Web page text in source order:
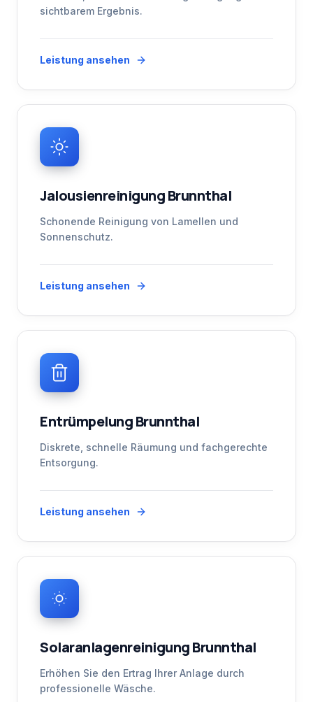
sichtbarem Ergebnis.
Leistung ansehen
Jalousienreinigung Brunnthal
Schonende Reinigung von Lamellen und
Sonnenschutz.
Leistung ansehen
Entrümpelung Brunnthal
Diskrete, schnelle Räumung und fachgerechte
Entsorgung.
Leistung ansehen
Solaranlagenreinigung Brunnthal
Erhöhen Sie den Ertrag Ihrer Anlage durch
professionelle Wäsche.